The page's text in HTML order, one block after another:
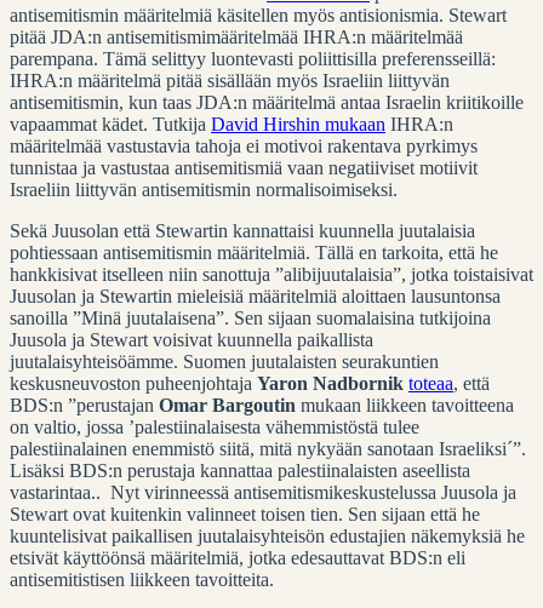
antisemitismin määritelmiä käsitellen myös antisionismia. Stewart
pitää JDA:n antisemitismimääritelmää IHRA:n määritelmää
parempana. Tämä selittyy luontevasti poliittisilla preferensseillä:
IHRA:n määritelmä pitää sisällään myös Israeliin liittyvän
antisemitismin, kun taas JDA:n määritelmä antaa Israelin kriitikoille
vapaammat kädet. Tutkija David Hirshin mukaan IHRA:n
määritelmää vastustavia tahoja ei motivoi rakentava pyrkimys
tunnistaa ja vastustaa antisemitismiä vaan negatiiviset motiivit
Israeliin liittyvän antisemitismin normalisoimiseksi.
Sekä Juusolan että Stewartin kannattaisi kuunnella juutalaisia
pohtiessaan antisemitismin määritelmiä. Tällä en tarkoita, että he
hankkisivat itselleen niin sanottuja ”alibijuutalaisia”, jotka toistaisivat
Juusolan ja Stewartin mieleisiä määritelmiä aloittaen lausuntonsa
sanoilla ”Minä juutalaisena”. Sen sijaan suomalaisina tutkijoina
Juusola ja Stewart voisivat kuunnella paikallista
juutalaisyhteisöämme. Suomen juutalaisten seurakuntien
keskusneuvoston puheenjohtaja Yaron Nadbornik toteaa, että
BDS:n ”perustajan Omar Bargoutin mukaan liikkeen tavoitteena
on valtio, jossa ’palestiinalaisesta vähemmistöstä tulee
palestiinalainen enemmistö siitä, mitä nykyään sanotaan Israeliksi´”.
Lisäksi BDS:n perustaja kannattaa palestiinalaisten aseellista
vastarintaa.. Nyt virinneessä antisemitismikeskustelussa Juusola ja
Stewart ovat kuitenkin valinneet toisen tien. Sen sijaan että he
kuuntelisivat paikallisen juutalaisyhteisön edustajien näkemyksiä he
etsivät käyttöönsä määritelmiä, jotka edesauttavat BDS:n eli
antisemitistisen liikkeen tavoitteita.